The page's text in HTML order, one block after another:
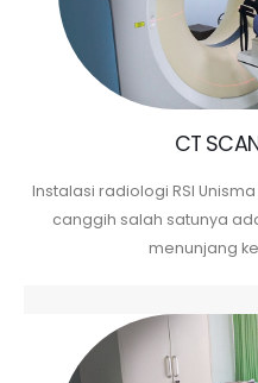
CT
Instalasi radiologi RSI Unisma
canggih salah satunya
menunjang